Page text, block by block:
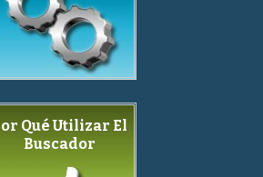
Qué Utilizar El
Buscador